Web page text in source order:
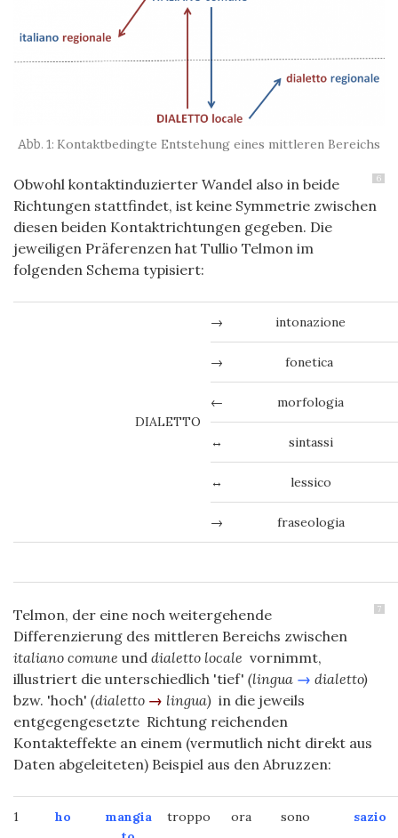
Kontaktbedingte Entstehung eines mittleren Bereichs
6
Obwohl kontaktinduzierter Wandel also in beide
Richtungen stattfindet, ist keine Symmetrie zwischen
diesen beiden Kontaktrichtungen gegeben. Die
jeweiligen Präferenzen hat Tullio Telmon im
folgenden Schema typisiert:
DIALETTO
→ intonazione
→ fonetica
← morfologia
↔ sintassi
↔ lessico
→ fraseologia
7
Telmon, der eine noch weitergehende
Differenzierung des mittleren Bereichs zwischen
italiano comune und dialetto locale vornimmt,
illustriert die unterschiedlich 'tief' (lingua → dialetto)
bzw. 'hoch' (dialetto → lingua) in die jeweils
entgegengesetzte Richtung reichenden
Kontakteffekte an einem (vermutlich nicht direkt aus
Daten abgeleiteten) Beispiel aus den Abruzzen:
1 ho
mangia
troppo ora sono sazio